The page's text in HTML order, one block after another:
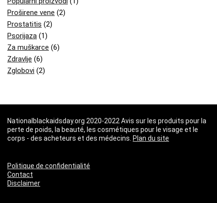
Proširene vene (2)
Prostatitis (2)
Psorijaza (1)
Za muškarce (6)
Zdravlje (6)
Zglobovi (2)
Nationalblackaidsday.org 2020-2022 Avis sur les produits pour la
perte de poids, la beauté, les cosmétiques pour le visage et le
corps - des acheteurs et des médecins. Plan du site
Politique de confidentialité
Contact
Disclaimer